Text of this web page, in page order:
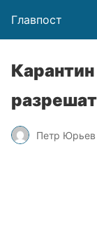
Главпост
Петр Юрьев